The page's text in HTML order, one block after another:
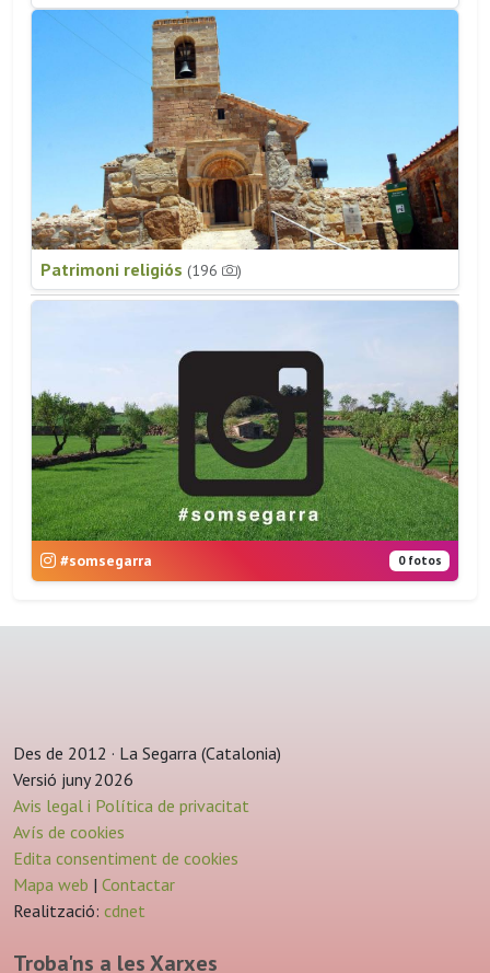
Patrimoni religiós (196 )
#somsegarra 0 fotos
Des de 2012 · La Segarra (Catalonia)
Versió juny 2026
Avis legal i Política de privacitat
Avís de cookies
Edita consentiment de cookies
Mapa web | Contactar
Realització: cdnet
Troba'ns a les Xarxes